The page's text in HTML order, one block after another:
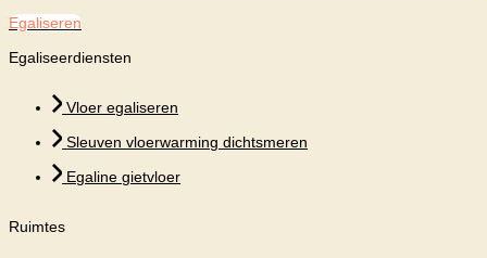
Egaliseren
Egaliseerdiensten
Vloer egaliseren
Sleuven vloerwarming dichtsmeren
Egaline gietvloer
Ruimtes